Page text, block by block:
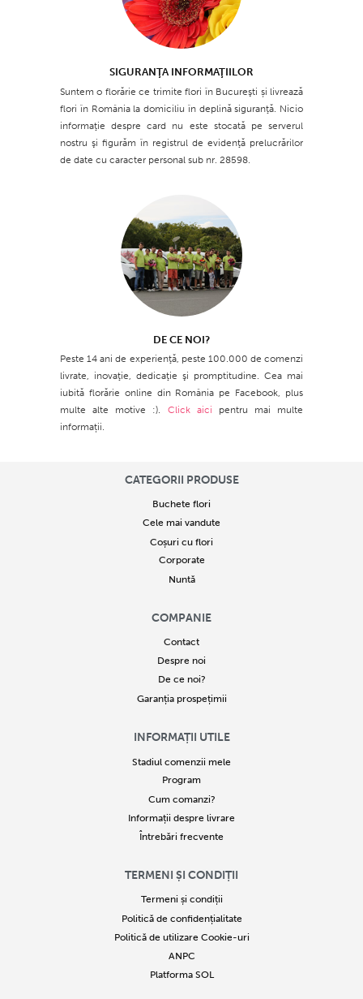
SIGURANŢA INFORMAŢIILOR
Suntem o florărie ce trimite flori în Bucureşti și livrează
flori în România la domiciliu în deplină siguranţă. Nicio
informaţie despre card nu este stocată pe serverul
nostru şi figurăm în registrul de evidenţă prelucrărilor
de date cu caracter personal sub nr. 28598.
DE CE NOI?
Peste 14 ani de experienţă, peste 100.000 de comenzi
livrate, inovaţie, dedicaţie şi promptitudine. Cea mai
iubită florărie online din România pe Facebook, plus
multe alte motive :). Click aici pentru mai multe
informații.
CATEGORII PRODUSE
Buchete flori
Cele mai vandute
Coșuri cu flori
Corporate
Nuntă
COMPANIE
Contact
Despre noi
De ce noi?
Garanția prospețimii
INFORMAȚII UTILE
Stadiul comenzii mele
Program
Cum comanzi?
Informații despre livrare
Întrebări frecvente
TERMENI ȘI CONDIȚII
Termeni și condiții
Politică de confidențialitate
Politică de utilizare Cookie-uri
ANPC
Platforma SOL